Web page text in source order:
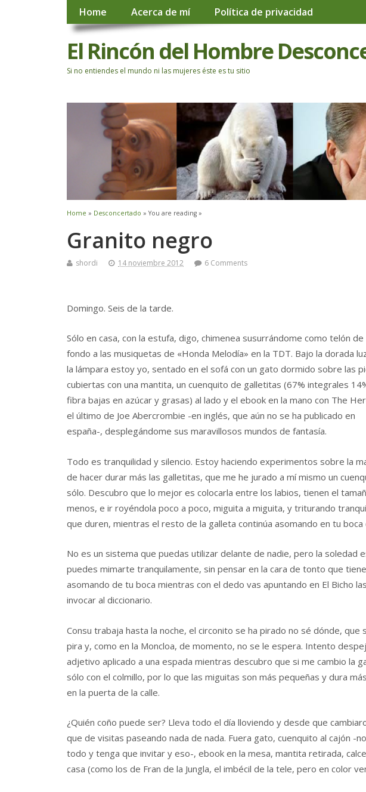
Home Acerca de mí Política de privacidad
El Rincón del Hombre
Si no entiendes el mundo ni las mujeres éste es tu sitio
Home » Desconcertado » You are reading »
Granito negro
shordi 14 noviembre 2012 6 Comments
Domingo. Seis de la tarde.
Sólo en casa, con la estufa, digo, chimenea susurrándome como telón de
fondo a las musiquetas de «Honda Melodía» en la TDT. Bajo la dorada
la lámpara estoy yo, sentado en el sofá con un gato dormido sobre las
cubiertas con una mantita, un cuenquito de galletitas (67% integrales
fibra bajas en azúcar y grasas) al lado y el ebook en la mano con The
el último de Joe Abercrombie -en inglés, que aún no se ha publicado en
españa-, desplegándome sus maravillosos mundos de fantasía.
Todo es tranquilidad y silencio. Estoy haciendo experimentos sobre la
de hacer durar más las galletitas, que me he jurado a mí mismo un
sólo. Descubro que lo mejor es colocarla entre los labios, tienen el
menos, e ir royéndola poco a poco, miguita a miguita, y triturando
que duren, mientras el resto de la galleta continúa asomando en tu boca
No es un sistema que puedas utilizar delante de nadie, pero la soledad
puedes mimarte tranquilamente, sin pensar en la cara de tonto que
asomando de tu boca mientras con el dedo vas apuntando en El Bicho
invocar al diccionario.
Consu trabaja hasta la noche, el circonito se ha pirado no sé dónde,
pira y, como en la Moncloa, de momento, no se le espera. Intento
adjetivo aplicado a una espada mientras descubro que si me cambio la
sólo con el colmillo, por lo que las miguitas son más pequeñas y dura
en la puerta de la calle.
¿Quién coño puede ser? Lleva todo el día lloviendo y desde que
que de visitas paseando nada de nada. Fuera gato, cuenquito al cajón -
todo y tenga que invitar y eso-, ebook en la mesa, mantita retirada,
casa (como los de Fran de la Jungla, el imbécil de la tele, pero en color